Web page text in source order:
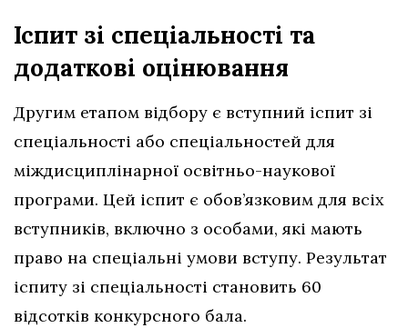
Іспит зі спеціальності та
додаткові оцінювання
Другим етапом відбору є вступний іспит зі
спеціальності або спеціальностей для
міждисциплінарної освітньо-наукової
програми. Цей іспит є обов’язковим для всіх
вступників, включно з особами, які мають
право на спеціальні умови вступу. Результат
іспиту зі спеціальності становить 60
відсотків конкурсного бала.